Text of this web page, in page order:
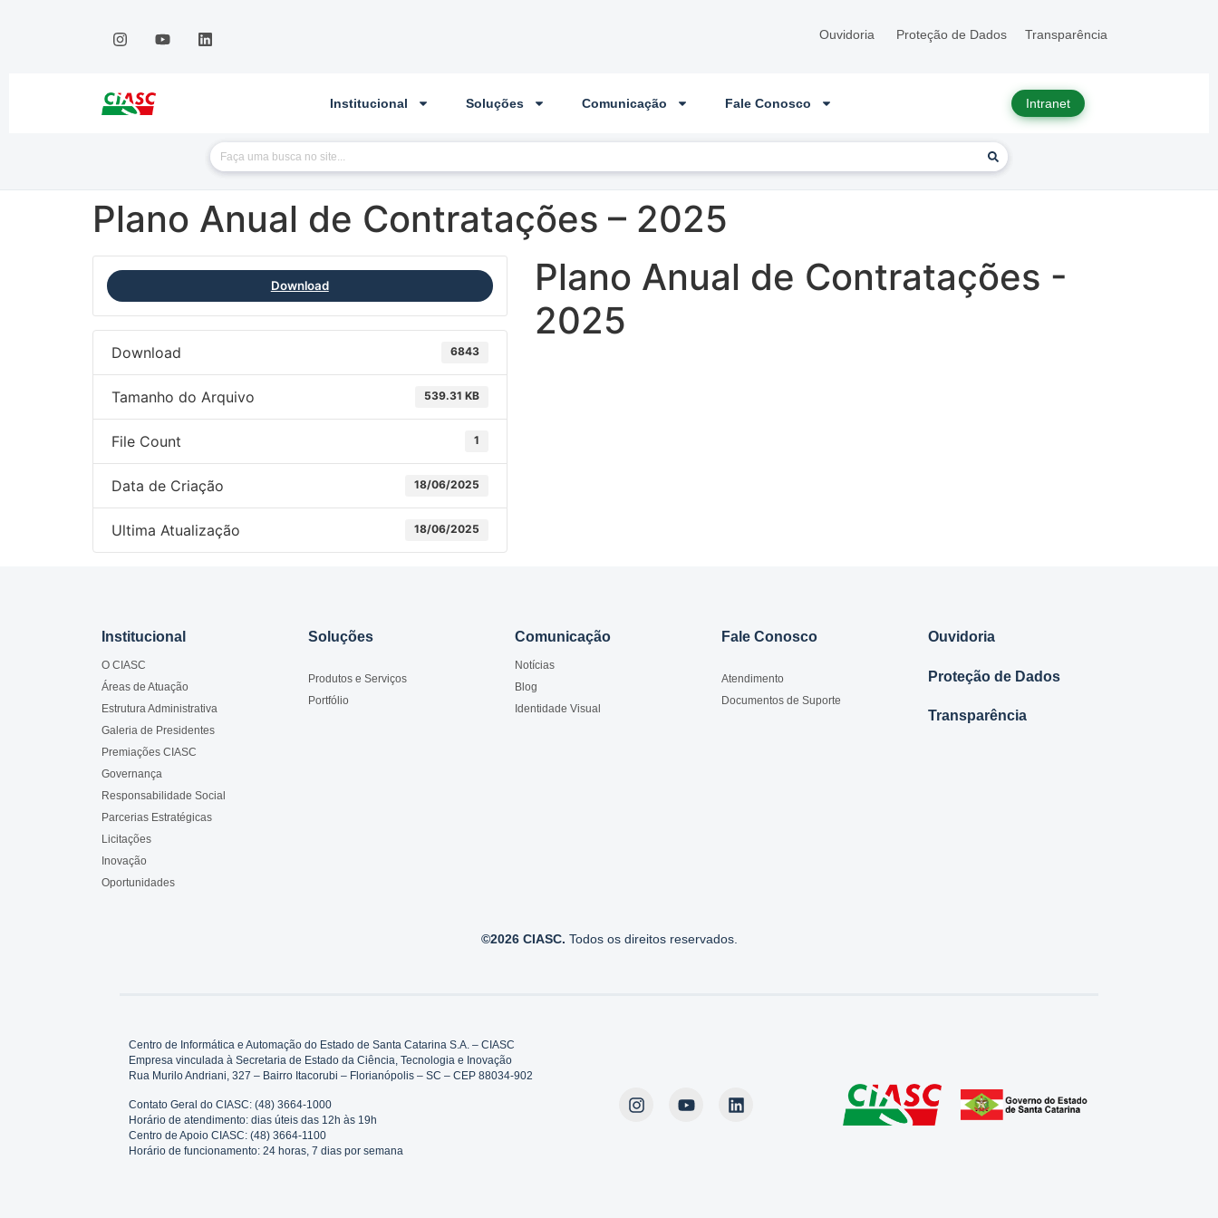
Ouvidoria Proteção de Dados Transparência
Institucional Soluções Comunicação Fale Conosco Intranet
Plano Anual de Contratações – 2025
Download
Download 6843
Tamanho do Arquivo 539.31 KB
File Count 1
Data de Criação 18/06/2025
Ultima Atualização 18/06/2025
Plano Anual de Contratações -
2025
Institucional
O CIASC
Áreas de Atuação
Estrutura Administrativa
Galeria de Presidentes
Premiações CIASC
Governança
Responsabilidade Social
Parcerias Estratégicas
Licitações
Inovação
Oportunidades
Soluções
Produtos e Serviços
Portfólio
Comunicação
Notícias
Blog
Identidade Visual
Fale Conosco
Atendimento
Documentos de Suporte
Ouvidoria
Proteção de Dados
Transparência
©2026 CIASC. Todos os direitos reservados.
Centro de Informática e Automação do Estado de Santa Catarina S.A. – CIASC
Empresa vinculada à Secretaria de Estado da Ciência, Tecnologia e Inovação
Rua Murilo Andriani, 327 – Bairro Itacorubi – Florianópolis – SC – CEP 88034-902
Contato Geral do CIASC: (48) 3664-1000
Horário de atendimento: dias úteis das 12h às 19h
Centro de Apoio CIASC: (48) 3664-1100
Horário de funcionamento: 24 horas, 7 dias por semana